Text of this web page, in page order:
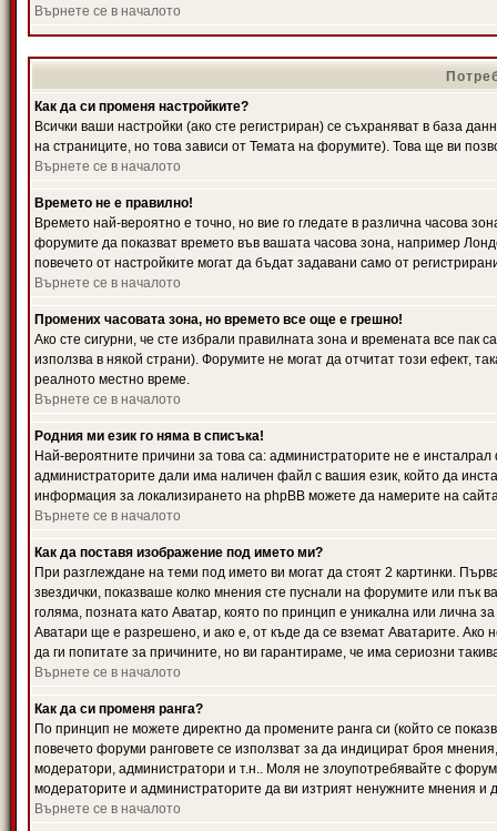
Върнете се в началото
Как да си променя настройките?
Всички ваши настройки (ако сте регистриран) се съхраняват в база
на страниците, но това зависи от Темата на форумите). Това ще ви
Върнете се в началото
Времето не е правилно!
Времето най-вероятно е точно, но вие го гледате в различна часова
форумите да показват времето във вашата часова зона, например
повечето от настройките могат да бъдат задавани само от
Върнете се в началото
Промених часовата зона, но времето все още е грешно!
Ако сте сигурни, че сте избрали правилната зона и времената все
използва в някой страни). Форумите не могат да отчитат този ефект,
реалното местно време.
Върнете се в началото
Родния ми език го няма в списъка!
Най-вероятните причини за това са: администраторите не е
администраторите дали има наличен файл с вашия език, който да
информация за локализирането на phpBB можете да намерите на
Върнете се в началото
Как да поставя изображение под името ми?
При разглеждане на теми под името ви могат да стоят 2 картинки.
звездички, показваше колко мнения сте пуснали на форумите или пък
голяма, позната като Аватар, която по принцип е уникална или лична
Аватари ще е разрешено, и ако е, от къде да се вземат Аватарите.
да ги попитате за причините, но ви гарантираме, че има сериозни
Върнете се в началото
Как да си променя ранга?
По принцип не можете директно да промените ранга си (който се
повечето форуми ранговете се използват за да индицират броя
модератори, администратори и т.н.. Моля не злоупотребявайте с
модераторите и администраторите да ви изтрият ненужните мнения и
Върнете се в началото